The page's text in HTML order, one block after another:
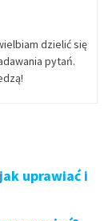
dzielić się
pytań.
uprawiać i